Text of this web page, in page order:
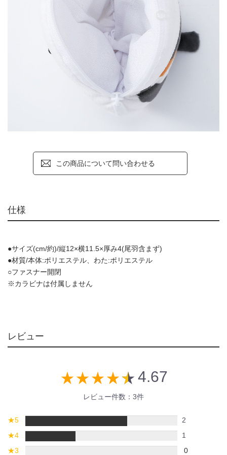
この商品について問い合わせる
仕様
●サイズ(cm/約)/縦12×横11.5×厚み4(尾羽含まず)
●材質/本体:ポリエステル、わた:ポリエステル
○ファスナー開閉
※カラビナは付属しません
レビュー
star_rate star_rate star_rate star_ratestar_rate 4.67
レビュー件数：3件
★5
2
★4
1
★3
0